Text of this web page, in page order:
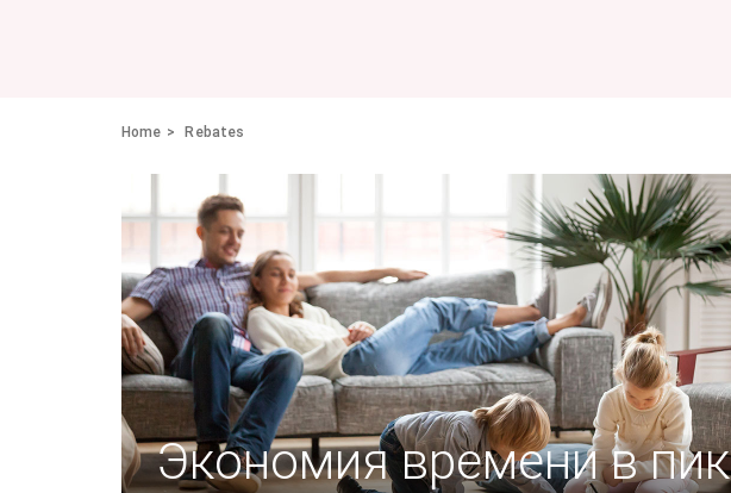
Home Rebates
Экономия времени в пик